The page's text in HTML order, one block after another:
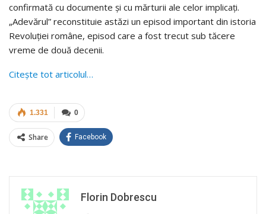
confirmată cu documente şi cu mărturii ale celor implicaţi.
„Adevărul” reconstituie astăzi un episod important din istoria
Revoluţiei române, episod care a fost trecut sub tăcere
vreme de două decenii.
Citește tot articolul…
0
1.331
Share Facebook
Florin Dobrescu